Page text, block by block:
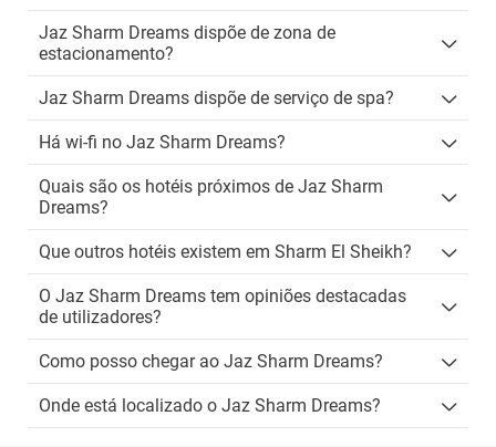
Jaz Sharm Dreams dispõe de zona de
estacionamento?
Jaz Sharm Dreams dispõe de serviço de spa?
Há wi-fi no Jaz Sharm Dreams?
Quais são os hotéis próximos de Jaz Sharm
Dreams?
Que outros hotéis existem em Sharm El Sheikh?
O Jaz Sharm Dreams tem opiniões destacadas
de utilizadores?
Como posso chegar ao Jaz Sharm Dreams?
Onde está localizado o Jaz Sharm Dreams?